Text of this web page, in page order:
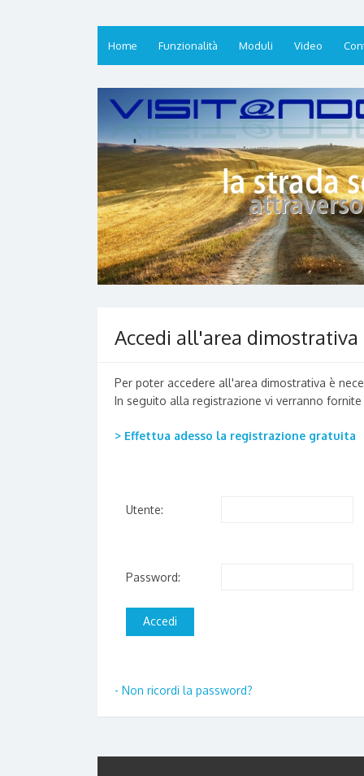
Home Funzionalità Moduli Video
Accedi all'area dimostrativa
Per poter accedere all'area dimostrativa è
In seguito alla registrazione vi verranno
> Effettua adesso la registrazione gratuita
Utente:
Password:
- Non ricordi la password?